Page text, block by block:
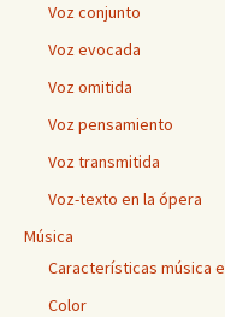
Voz conjunto
Voz evocada
Voz omitida
Voz pensamiento
Voz transmitida
Voz-texto en la ópera
Música
Características música
Color